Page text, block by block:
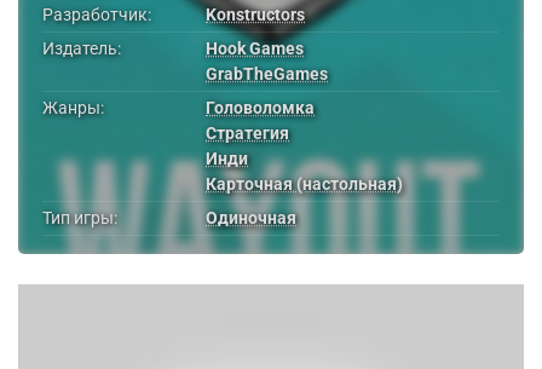
Разработчик:
Konstructors
Издатель:
Hook Games
GrabTheGames
Жанры:
Головоломка
Стратегия
Инди
Карточная (настольная)
Тип игры:
Одиночная